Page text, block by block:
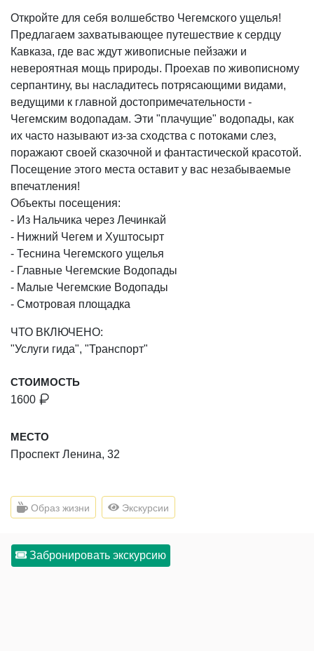
Откройте для себя волшебство Чегемского ущелья!
Предлагаем захватывающее путешествие к сердцу
Кавказа, где вас ждут живописные пейзажи и
невероятная мощь природы. Проехав по живописному
серпантину, вы насладитесь потрясающими видами,
ведущими к главной достопримечательности -
Чегемским водопадам. Эти "плачущие" водопады, как
их часто называют из-за сходства с потоками слез,
поражают своей сказочной и фантастической красотой.
Посещение этого места оставит у вас незабываемые
впечатления!
Объекты посещения:
- Из Нальчика через Лечинкай
- Нижний Чегем и Хуштосырт
- Теснина Чегемского ущелья
- Главные Чегемские Водопады
- Малые Чегемские Водопады
- Смотровая площадка
ЧТО ВКЛЮЧЕНО:
"Услуги гида", "Транспорт"
СТОИМОСТЬ
1600
МЕСТО
Проспект Ленина, 32
Образ жизни Экскурсии
Забронировать экскурсию